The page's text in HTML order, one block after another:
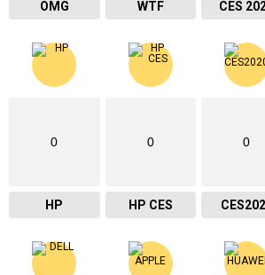
OMG WTF CES
0
HP
0
HP CES
0